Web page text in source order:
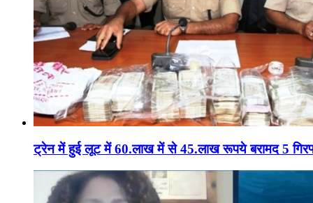
ट्रेन में हुई लूट में 60.लाख में से 45.लाख रूपये बरामद 5